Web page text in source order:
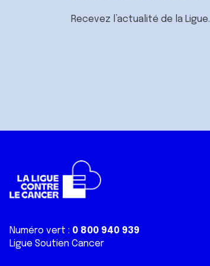
Recevez l’actualité de la Ligue.
Numéro vert : 0 800 940 939
Ligue Soutien Cancer